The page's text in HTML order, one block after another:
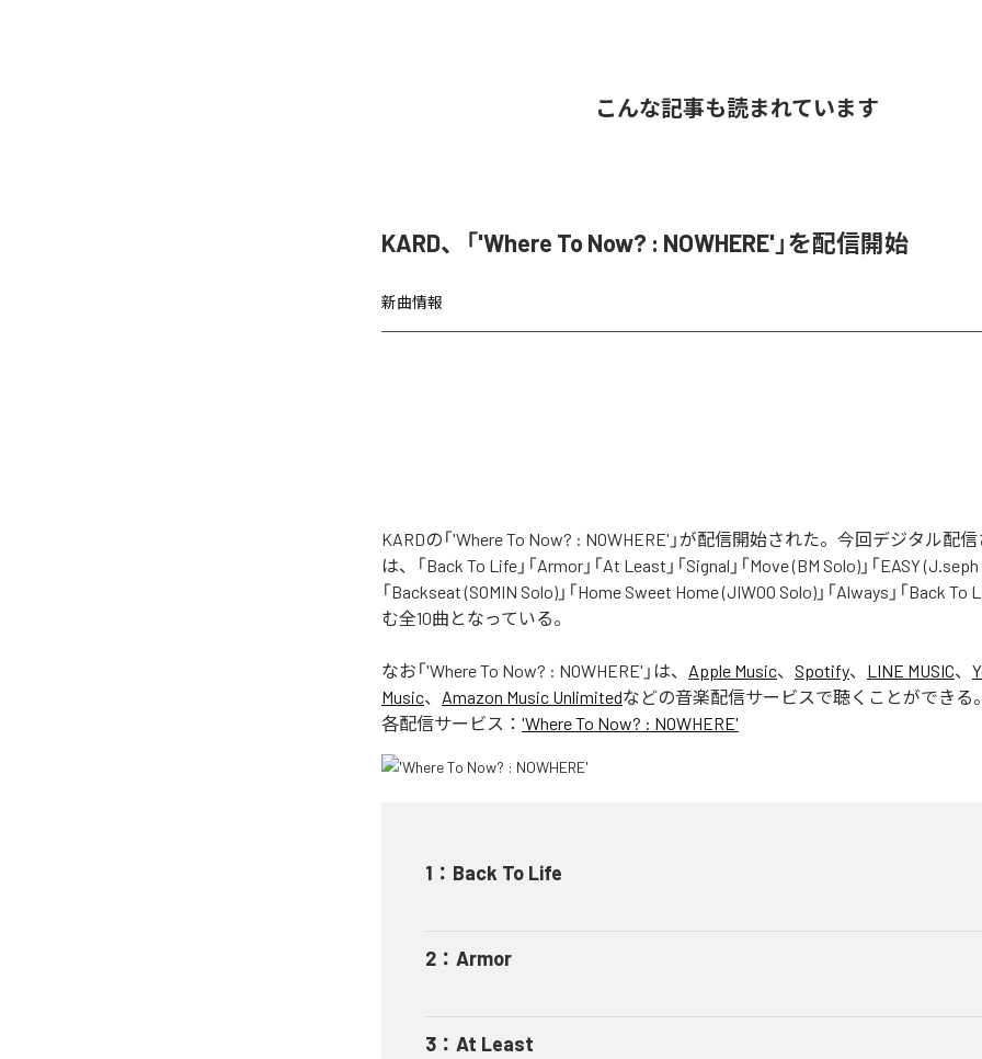
こんな記事も読まれています
KARD、「'Where To Now? : NOWHERE'」を配信開始
新曲情報
KARDの「'Where To Now? : NOWHERE'」が配信開始された。今回デジタル配
は、「Back To Life」「Armor」「At Least」「Signal」「Move (BM Solo)」「EASY (J.seph
「Backseat (SOMIN Solo)」「Home Sweet Home (JIWOO Solo)」「Always」「Back To
む全10曲となっている。
なお「'Where To Now? : NOWHERE' 」は、 Apple Music、 Spotify、 LINE MUSIC、
Music、 Amazon Music Unlimitedなどの音楽配信サービスで聴くことができる。
各配信サービス： 'Where To Now? : NOWHERE'
1 ： Back To Life
2 ： Armor
3 ： At Least